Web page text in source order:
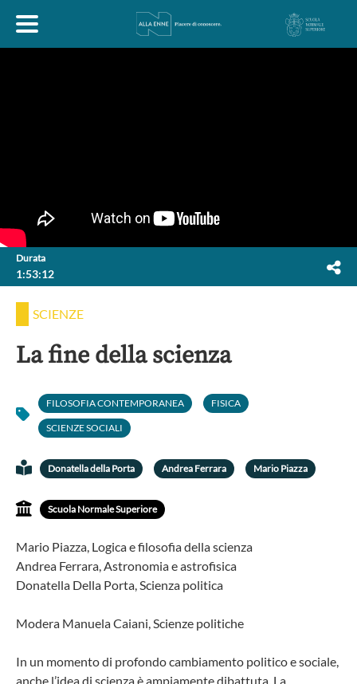
LETTERATURA
POLITICA
Durata
1:53:12
SCIENZE
La fine della scienza
FILOSOFIA CONTEMPORANEA FISICA
SCIENZE SOCIALI
Donatella della Porta Andrea Ferrara Mario Piazza
Scuola Normale Superiore
Mario Piazza, Logica e filosofia della scienza
Andrea Ferrara, Astronomia e astrofisica
Donatella Della Porta, Scienza politica
Modera Manuela Caiani, Scienze politiche
In un momento di profondo cambiamento politico e sociale,
anche l’idea di scienza è ampiamente dibattuta. La